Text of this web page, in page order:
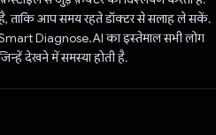
है, ताकि आप समय रहते डॉक्टर से सलाह ले सकें.
Diagnose.AI का इस्तेमाल सभी लोग
देखने में समस्या होती है.